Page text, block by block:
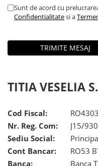
Sunt de acord cu
Confidentialitatesi a
TITIA VESELIA
Cod Fiscal:
Nr. Reg. Com:
J15/
Sediu Social:
Cont Bancar:
RO53
Banca:
Banca